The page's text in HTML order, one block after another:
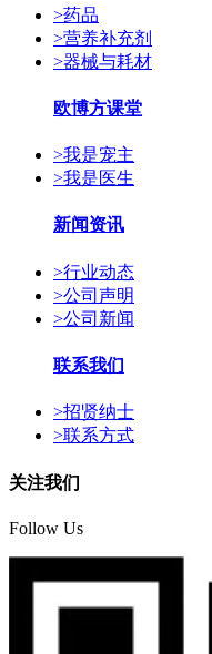
>药品
>营养补充剂
>器械与耗材
欧博方课堂
>我是宠主
>我是医生
新闻资讯
>行业动态
>公司声明
>公司新闻
联系我们
>招贤纳士
>联系方式
关注我们
Follow Us